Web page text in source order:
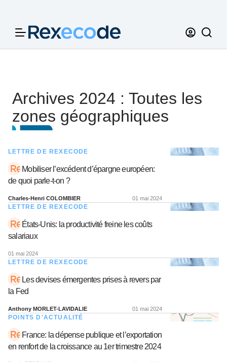
Archives 2024 : Toutes les
zones géographiques
LETTRE DE REXECODE
Mobiliser l’excédent d’épargne européen:
de quoi parle-t-on ?
Charles-Henri COLOMBIER 01 mai 2024
LETTRE DE REXECODE
États-Unis: la productivité freine les coûts
salariaux
01 mai 2024
LETTRE DE REXECODE
Les devises émergentes prises à revers par
la Fed
Anthony MORLET-LAVIDALIE 01 mai 2024
POINTS D’ACTUALITÉ
France: la dépense publique et l’exportation
en renfort de la croissance au 1er trimestre 2024